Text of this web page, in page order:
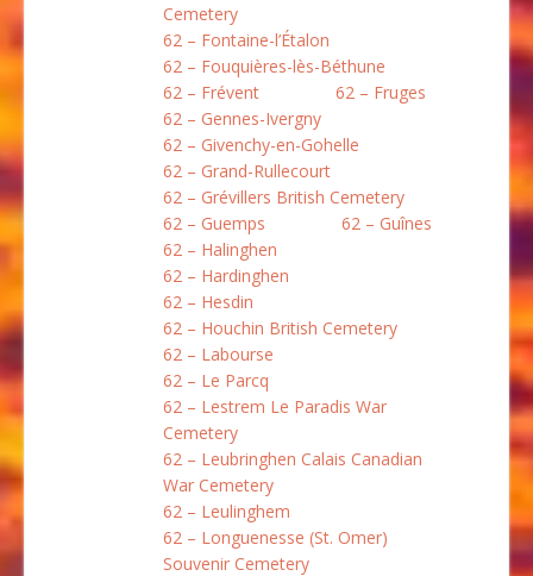
Cemetery
62 – Fontaine-l’Étalon
62 – Fouquières-lès-Béthune
62 – Frévent
62 – Fruges
62 – Gennes-Ivergny
62 – Givenchy-en-Gohelle
62 – Grand-Rullecourt
62 – Grévillers British Cemetery
62 – Guemps
62 – Guînes
62 – Halinghen
62 – Hardinghen
62 – Hesdin
62 – Houchin British Cemetery
62 – Labourse
62 – Le Parcq
62 – Lestrem Le Paradis War
Cemetery
62 – Leubringhen Calais Canadian
War Cemetery
62 – Leulinghem
62 – Longuenesse (St. Omer)
Souvenir Cemetery